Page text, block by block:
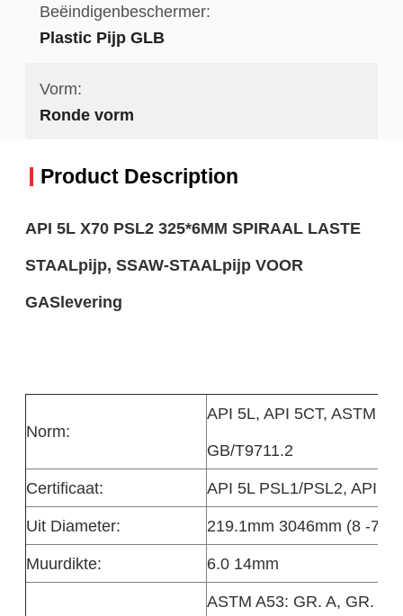
Beëindigenbeschermer:
Plastic Pijp GLB
Vorm:
Ronde vorm
Product Description
API 5L X70 PSL2 325*6MM SPIRAAL LASTE
STAALpijp, SSAW-STAALpijp VOOR
GASlevering
Norm:
API 5L, API 5CT, ASTM
GB/T9711.2
Certificaat:
API 5L PSL1/PSL2, API
Uit Diameter:
219.1mm 3046mm (8 -72“)
Muurdikte:
6.0 14mm
ASTM A53: GR. A, GR. B,